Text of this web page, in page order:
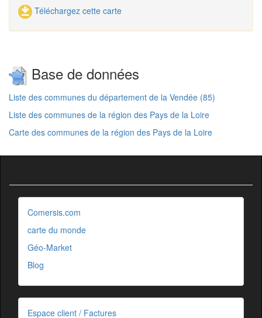
Téléchargez cette carte
Base de données
Liste des communes du département de la Vendée (85)
Liste des communes de la région des Pays de la Loire
Carte des communes de la région des Pays de la Loire
Comersis.com
carte du monde
Géo-Market
Blog
Espace client / Factures